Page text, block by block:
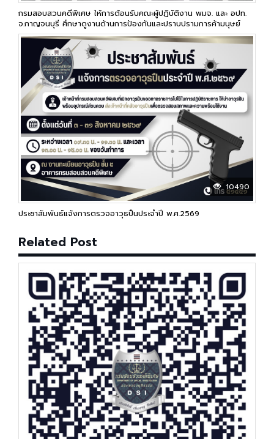
กรมสอบสวนคดีพิเศษ ให้การต้อนรับคณะผู้ปฏิบัติงาน พมจ. และ อปท.
จ.กาญจนบุรี ศึกษาดูงานด้านการป้องกันและปราบปรามการค้ามนุษย์
10490
ประชาสัมพันธ์แจ้งการตรวจอาวุธปืนประจำปี พ.ศ.2569
Related Post